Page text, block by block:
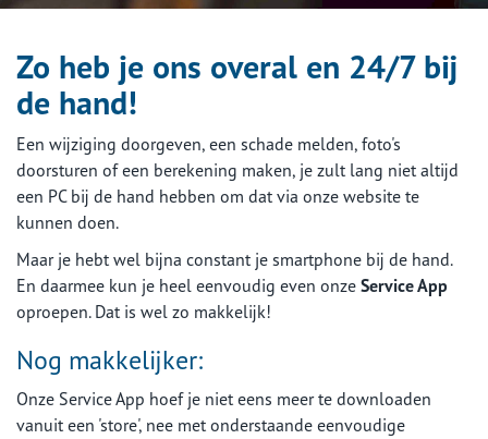
Zo heb je ons overal en 24/7 bij
de hand!
Een wijziging doorgeven, een schade melden, foto's
doorsturen of een berekening maken, je zult lang niet altijd
een PC bij de hand hebben om dat via onze website te
kunnen doen.
Maar je hebt wel bijna constant je smartphone bij de hand.
En daarmee kun je heel eenvoudig even onze Service App
oproepen. Dat is wel zo makkelijk!
Nog makkelijker:
Onze Service App hoef je niet eens meer te downloaden
vanuit een 'store', nee met onderstaande eenvoudige